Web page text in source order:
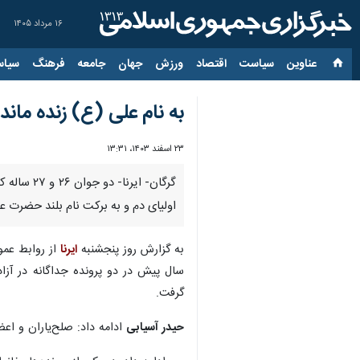
۱۶ مرداد ۱۴۰۵
عناوین‌ سیاست اقتصاد ورزش جهان جامعه فرهنگ
به نام علی (ع) زنده
۲۳ اسفند ۱۴۰۳، ۱۳:۳۱